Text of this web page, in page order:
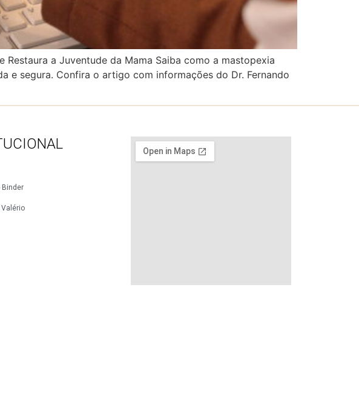
a Juventude da Mama Saiba como a mastopexia
e segura. Confira o artigo com informações do Dr. Fernando
Binder
Valério